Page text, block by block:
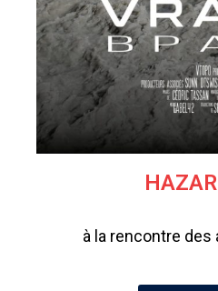
à la rencontre des